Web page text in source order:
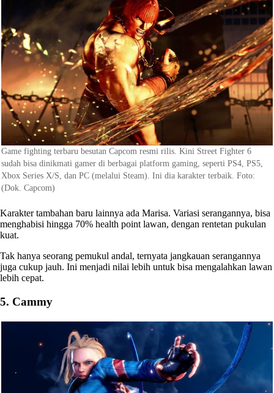
Game fighting terbaru besutan Capcom resmi rilis. Kini Street Fighter 6
sudah bisa dinikmati gamer di berbagai platform gaming, seperti PS4, PS5,
Xbox Series X/S, dan PC (melalui Steam). Ini dia karakter terbaik. Foto:
(Dok. Capcom)
Karakter tambahan baru lainnya ada Marisa. Variasi serangannya, bisa
menghabisi hingga 70% health point lawan, dengan rentetan pukulan
kuat.
Tak hanya seorang pemukul andal, ternyata jangkauan serangannya
juga cukup jauh. Ini menjadi nilai lebih untuk bisa mengalahkan lawan
lebih cepat.
5. Cammy